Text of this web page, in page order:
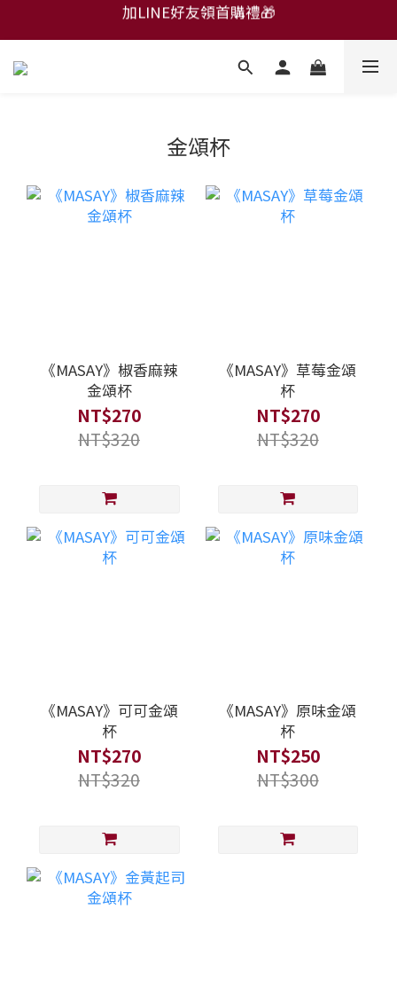
加LINE好友領首購禮🎁
加LINE好友領首購禮🎁
厚餡達克瓦茲任兩件免運
金頌杯
《MASAY》椒香麻辣
金頌杯
NT$270
NT$320
《MASAY》草莓金頌
杯
NT$270
NT$320
《MASAY》可可金頌
杯
NT$270
NT$320
《MASAY》原味金頌
杯
NT$250
NT$300